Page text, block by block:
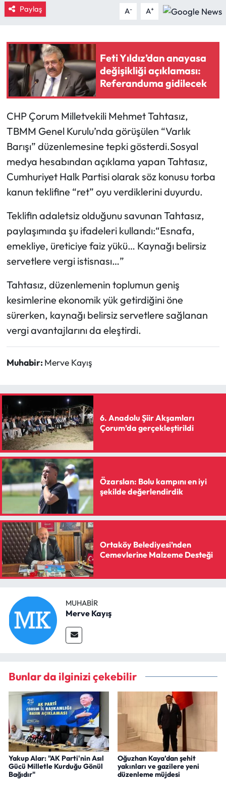
Paylaş A- A+
Feti Yıldız’dan anayasa
değişikliği açıklaması:
Referanduma gidilecek
CHP Çorum Milletvekili Mehmet Tahtasız,
TBMM Genel Kurulu’nda görüşülen “Varlık
Barışı” düzenlemesine tepki gösterdi.Sosyal
medya hesabından açıklama yapan Tahtasız,
Cumhuriyet Halk Partisi olarak söz konusu torba
kanun teklifine “ret” oyu verdiklerini duyurdu.
Teklifin adaletsiz olduğunu savunan Tahtasız,
paylaşımında şu ifadeleri kullandı:“Esnafa,
emekliye, üreticiye faiz yükü… Kaynağı belirsiz
servetlere vergi istisnası…”
Tahtasız, düzenlemenin toplumun geniş
kesimlerine ekonomik yük getirdiğini öne
sürerken, kaynağı belirsiz servetlere sağlanan
vergi avantajlarını da eleştirdi.
Muhabir: Merve Kayış
6. Anadolu Şiir Akşamları
Çorum’da gerçekleştirildi
Özarslan: Bolu kampını en iyi
şekilde değerlendirdik
Ortaköy Belediyesi’nden
Cemevlerine Malzeme Desteği
MUHABIR
Merve Kayış
Bunlar da ilginizi çekebilir
Yakup Alar: "AK Parti'nin Asıl
Gücü Milletle Kurduğu Gönül
Bağıdır"
Oğuzhan Kaya’dan şehit
yakınları ve gazilere yeni
düzenleme müjdesi
Kargı Haberleri
Kültür Sanat
Laçin Haberleri
Mecitözü Haberleri
Oğuzlar Haberleri
Ortaköy Haberleri
Osmancık Haberleri
Otomotiv
Resmi İlan
Resmi Reklam
Sağlık
Spor
Sungurlu Haberleri
Turizm
Uğurludağ Haberleri
Yaşam
Yayla Haber
Yemek Tarifleri
Yerel Haberler